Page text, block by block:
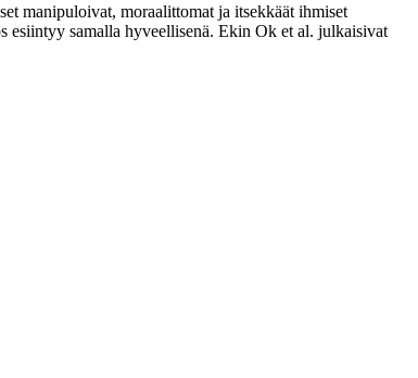
manipuloivat, moraalittomat ja itsekkäät ihmiset
esiintyy samalla hyveellisenä. Ekin Ok et al. julkaisivat